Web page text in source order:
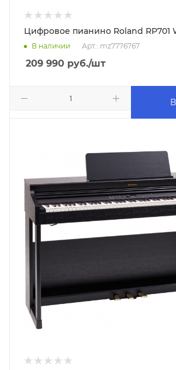
Цифровое пианино Roland RP701
В наличии Арт.: mz7776767
209 990 руб./шт